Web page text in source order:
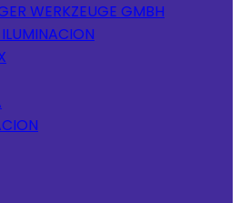
WERKZEUGE GMBH